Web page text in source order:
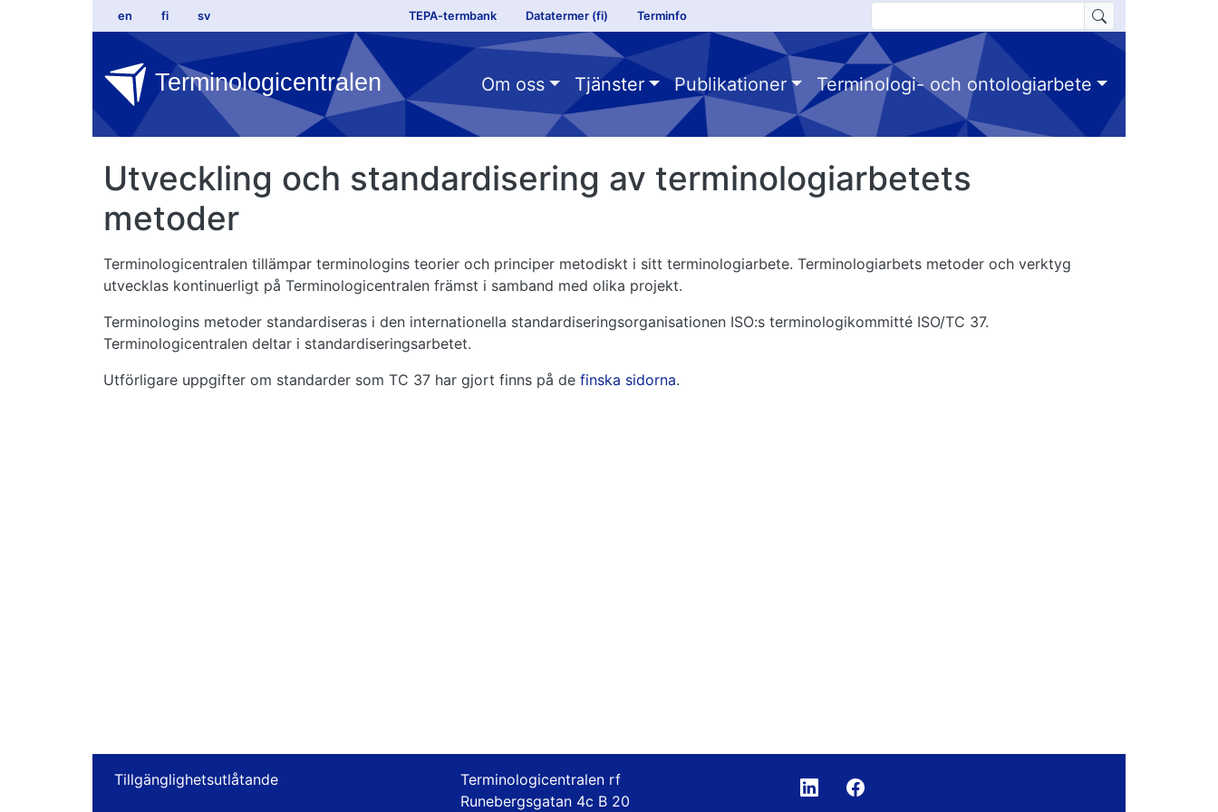
Hoppa till huvudinnehåll
en fi sv Top links sanastokeskus sv
TEPA-termbank Datatermer (fi) Terminfo
Terminologicentralen menu sv
Om oss Tjänster Publikationer Terminologi- och ontologiarbete
Utveckling och standardisering av terminologiarbetets
metoder
Terminologicentralen tillämpar terminologins teorier och principer metodiskt i sitt terminologiarbete. Terminologiarbets metoder och verktyg
utvecklas kontinuerligt på Terminologicentralen främst i samband med olika projekt.
Terminologins metoder standardiseras i den internationella standardiseringsorganisationen ISO:s terminologikommitté ISO/TC 37.
Terminologicentralen deltar i standardiseringsarbetet.
Utförligare uppgifter om standarder som TC 37 har gjort finns på de finska sidorna.
Tillgänglighetsutlåtande
Terminologicentralen rf
Runebergsgatan 4c B 20